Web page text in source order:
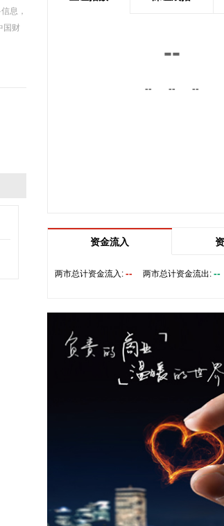
息，
国财
产能共计5吨，其中可用于磷化铟生产
质量发展。省长刘小明主持会议。 京
海南跨境电商公共服务中心等跨境电商
态、建立长效流量机制、加强品牌宣
见建议。 刘小明表示，希望政企同心
政商关系，搭建常态化政企沟通机制
施策、企业的灵活创新，共建海南跨
基地、自贸港跨境电商一站式服务平
利和市场活力深度耦合，使海南在全
8月7日下午，国家防总副总指挥、水
主持专题会商，视频连线水利部长江
海河、珠江、松辽、太湖等流域管理机
--
-- -- --
资金流入
两市总计资金流入: -- 两市总计资金流出: --